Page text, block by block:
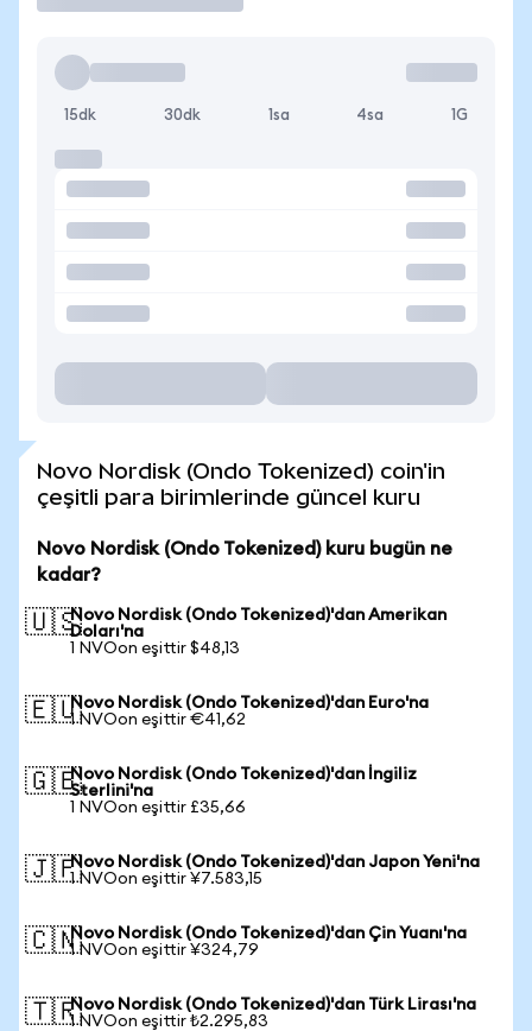
15dk 30dk 1sa 4sa 1G
Novo Nordisk (Ondo Tokenized) coin'in
çeşitli para birimlerinde güncel kuru
Novo Nordisk (Ondo Tokenized) kuru bugün ne
kadar?
🇺🇸Novo Nordisk (Ondo Tokenized)'dan Amerikan
Doları'na
1 NVOon eşittir $48,13
🇪🇺Novo Nordisk (Ondo Tokenized)'dan Euro'na
1 NVOon eşittir €41,62
🇬🇧Novo Nordisk (Ondo Tokenized)'dan İngiliz
Sterlini'na
1 NVOon eşittir £35,66
🇯🇵Novo Nordisk (Ondo Tokenized)'dan Japon Yeni'na
1 NVOon eşittir ¥7.583,15
🇨🇳Novo Nordisk (Ondo Tokenized)'dan Çin Yuanı'na
1 NVOon eşittir ¥324,79
🇹🇷Novo Nordisk (Ondo Tokenized)'dan Türk Lirası'na
1 NVOon eşittir ₺2.295,83